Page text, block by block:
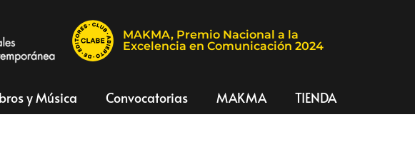
MAKMA, Premio Nacional a la
Excelencia en Comunicación 2024
y Música Convocatorias MAKMA TIENDA